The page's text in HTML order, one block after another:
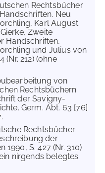
Rechtsbücher
Neu
Karl August
Zweite
Handschriften,
und Julius von
(Nr. 212) (ohne
von
Rechtsbüchern
der Savigny-
Germ. Abt. 63 [76]
Rechtsbücher
der
S. 427 (Nr. 310)
nirgends belegtes